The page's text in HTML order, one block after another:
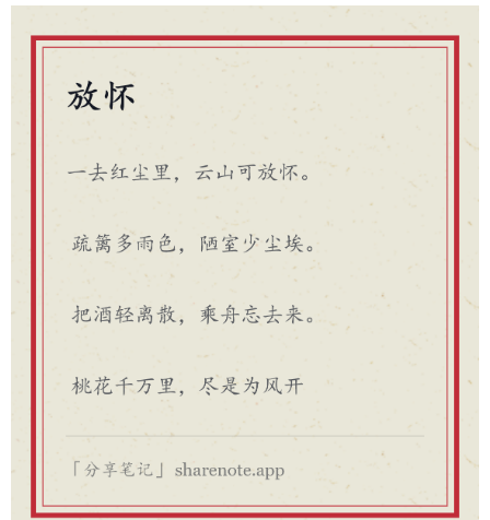
工具
买买买
微信小店
淘宝店
滑板
服务器